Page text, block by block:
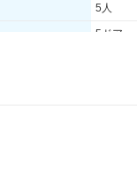
5人
5ドア